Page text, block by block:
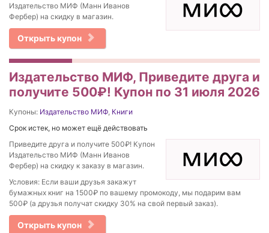
Издательство МИФ (Манн Иванов
Фербер) на скидку в магазин.
Открыть купон
Издательство МИФ, Приведите друга и
получите 500₽! Купон по 31 июля 2026
Купоны: Издательство МИФ Книги
Срок истек, но может ещё действовать
Приведите друга и получите 500₽! Купон
Издательство МИФ (Манн Иванов
Фербер) на скидку к заказу в магазин.
Условия: Если ваши друзья закажут
бумажных книг на 1500₽ по вашему промокоду, мы подарим вам
500₽ (а друзья получат скидку 30% на свой первый заказ).
Открыть купон